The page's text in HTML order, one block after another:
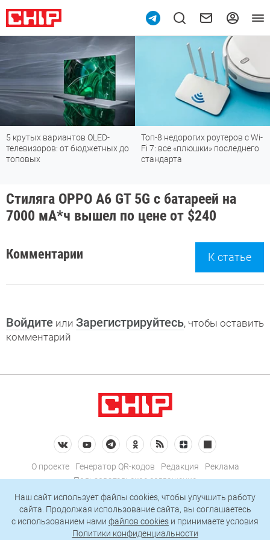
5 крутых вариантов OLED-
телевизоров: от бюджетных до
топовых
Топ-8 недорогих роутеров с Wi-
Fi 7: все «плюшки» последнего
стандарта
Стиляга OPPO A6 GT 5G с батареей на
7000 мА*ч вышел по цене от $240
Комментарии К статье
Войдите или Зарегистрируйтесь, чтобы оставить
комментарий
О проекте Генератор QR-кодов Редакция
Реклама
Пользовательское соглашение
Политика конфиденциальности
Подписаться на рассылку
Наш сайт использует файлы cookies, чтобы улучшить работу
сайта. Продолжая использование сайта, вы соглашаетесь
c использованием нами файлов cookies и принимаете условия
Политики конфиденциальности